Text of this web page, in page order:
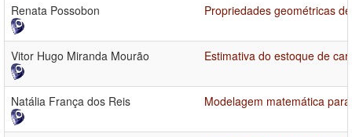
Renata Possobon Propriedades geométricas
Vitor Hugo Miranda Mourão Estimativa do estoque de
Natália França dos Reis Modelagem matemática